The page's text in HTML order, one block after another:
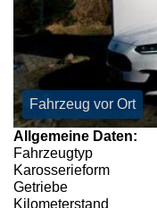
Fahrzeug vor Ort
Allgemeine Daten:
Fahrzeugtyp
Karosserieform
Getriebe
Kilometerstand